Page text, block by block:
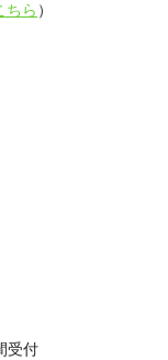
ちら ）
受付